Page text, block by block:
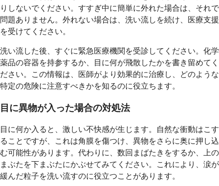
りしないでください。すすぎ中に簡単に外れた場合は、それで
問題ありません。外れない場合は、洗い流しを続け、医療支援
を受けてください。
洗い流した後、すぐに緊急医療機関を受診してください。化学
薬品の容器を持参するか、目に何が飛散したかを書き留めてく
ださい。この情報は、医師がより効果的に治療し、どのような
特定の危険に注意すべきかを知るのに役立ちます。
目に異物が入った場合の対処法
目に何か入ると、激しい不快感が生じます。自然な衝動はこす
ることですが、これは角膜を傷つけ、異物をさらに奥に押し込
む可能性があります。代わりに、数回まばたきをするか、上の
まぶたを下まぶたにかぶせてみてください。これにより、涙が
緩んだ粒子を洗い流すのに役立つことがあります。